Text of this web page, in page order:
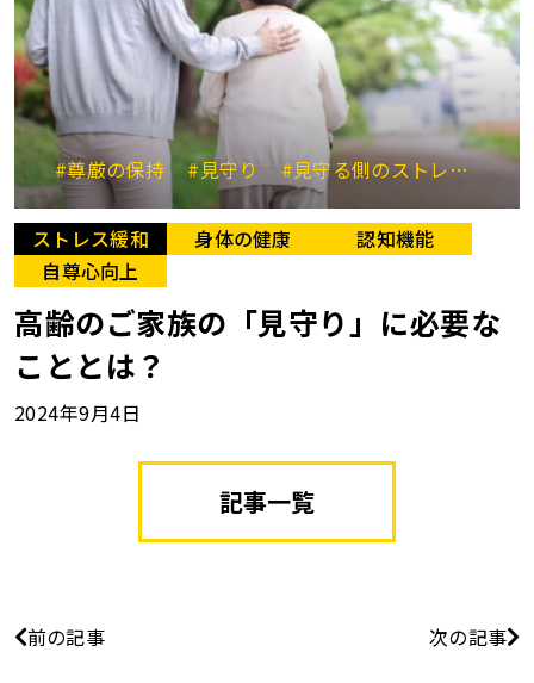
#尊厳の保持 #見守り #見守る側のストレス #支
ストレス緩和 身体の健康
認知機能
自尊心向上
高齢のご家族の「見守り」に必要な
こととは？
2024年9月4日
記事一覧
前の記事 次の記事